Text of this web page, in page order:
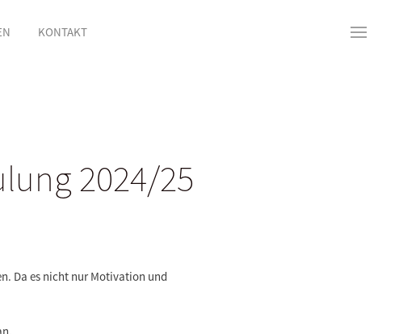
KONTAKT
2024/25
Da es nicht nur Motivation und